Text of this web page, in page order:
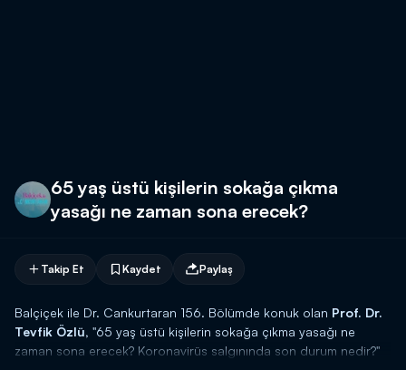
65 yaş üstü kişilerin sokağa çıkma
yasağı ne zaman sona erecek?
Takip Et Kaydet Paylaş
Balçiçek ile Dr. Cankurtaran 156. Bölümde konuk olan Prof. Dr.
Tevfik Özlü, "65 yaş üstü kişilerin sokağa çıkma yasağı ne
zaman sona erecek? Koronavirüs salgınında son durum nedir?"